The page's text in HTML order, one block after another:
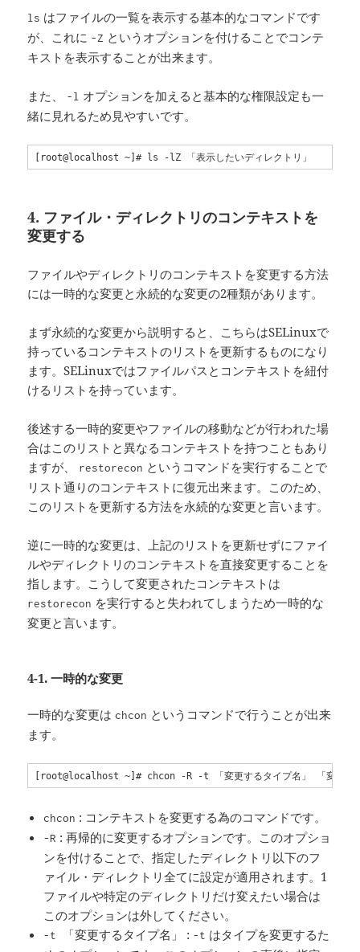
ls はファイルの一覧を表示する基本的なコマンドです
が、これに -Z というオプションを付けることでコンテ
キストを表示することが出来ます。
また、 -l オプションを加えると基本的な権限設定も一
緒に見れるため見やすいです。
[root@localhost ~]# ls -lZ 「表示したいディレクトリ」
4. ファイル・ディレクトリのコンテキストを
変更する
ファイルやディレクトリのコンテキストを変更する方法
には一時的な変更と永続的な変更の2種類があります。
まず永続的な変更から説明すると、こちらはSELinuxで
持っているコンテキストのリストを更新するものになり
ます。SELinuxではファイルパスとコンテキストを紐付
けるリストを持っています。
後述する一時的変更やファイルの移動などが行われた場
合はこのリストと異なるコンテキストを持つこともあり
ますが、
restorecon というコマンドを実行することで
リスト通りのコンテキストに復元出来ます。このため、
このリストを更新する方法を永続的な変更と言います。
逆に一時的な変更は、上記のリストを更新せずにファイ
ルやディレクトリのコンテキストを直接変更することを
指します。こうして変更されたコンテキストは
restorecon を実行すると失われてしまうため一時的な
変更と言います。
4-1. 一時的な変更
一時的な変更は chcon というコマンドで行うことが出来
ます。
[root@localhost ~]# chcon -R -t 「変更するタイプ名」 「変更した
chcon : コンテキストを変更する為のコマンドです。
-R : 再帰的に変更するオプションです。このオプショ
ンを付けることで、指定したディレクトリ以下のフ
ァイル・ディレクトリ全てに設定が適用されます。1
ファイルや特定のディレクトリだけ変えたい場合は
このオプションは外してください。
-t 「変更するタイプ名」 : -t はタイプを変更するた